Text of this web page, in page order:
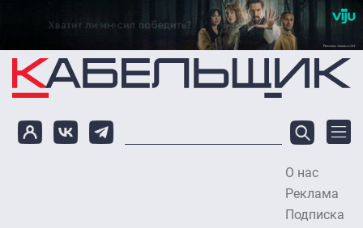
Перейти к основному содержанию
О нас
Реклама
Подписка